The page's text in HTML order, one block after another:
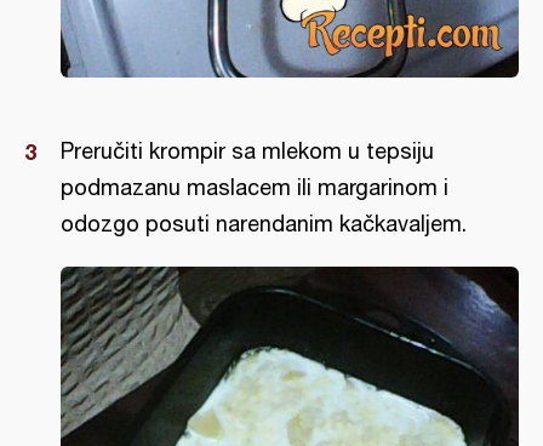
Preručiti krompir sa mlekom u tepsiju
podmazanu maslacem ili margarinom i
odozgo posuti narendanim kačkavaljem.